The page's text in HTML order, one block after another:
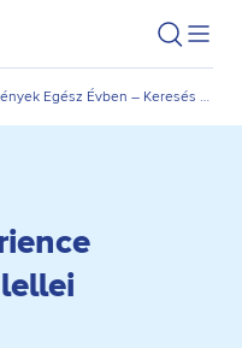
Keresés
Balatoni Programok és Rendezvények Egész Évben – Keresés Dátum és Kategória Szerint